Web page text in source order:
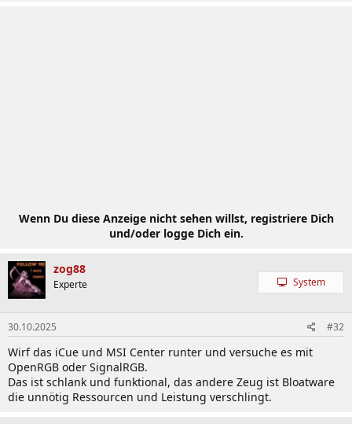
Wenn Du diese Anzeige nicht sehen willst, registriere Dich
und/oder logge Dich ein.
zog88
Experte System
30.10.2025 #32
Wirf das iCue und MSI Center runter und versuche es mit
OpenRGB oder SignalRGB.
Das ist schlank und funktional, das andere Zeug ist Bloatware
die unnötig Ressourcen und Leistung verschlingt.